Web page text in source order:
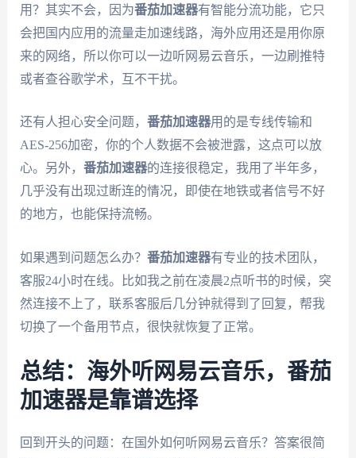
用？其实不会，因为番茄加速器有智能分流功能，它只
会把国内应用的流量走加速线路，海外应用还是用你原
来的网络，所以你可以一边听网易云音乐，一边刷推特
或者查谷歌学术，互不干扰。
还有人担心安全问题， 番茄加速器用的是专线传输和
AES-256加密，你的个人数据不会被泄露，这点可以放
心。另外， 番茄加速器的连接很稳定，我用了半年多，
几乎没有出现过断连的情况，即使在地铁或者信号不好
的地方，也能保持流畅。
如果遇到问题怎么办？ 番茄加速器有专业的技术团队，
客服24小时在线。比如我之前在凌晨2点听书的时候，突
然连接不上了，联系客服后几分钟就得到了回复，帮我
切换了一个备用节点，很快就恢复了正常。
总结：海外听网易云音乐，番茄
加速器是靠谱选择
回到开头的问题：在国外如何听网易云音乐？答案很简